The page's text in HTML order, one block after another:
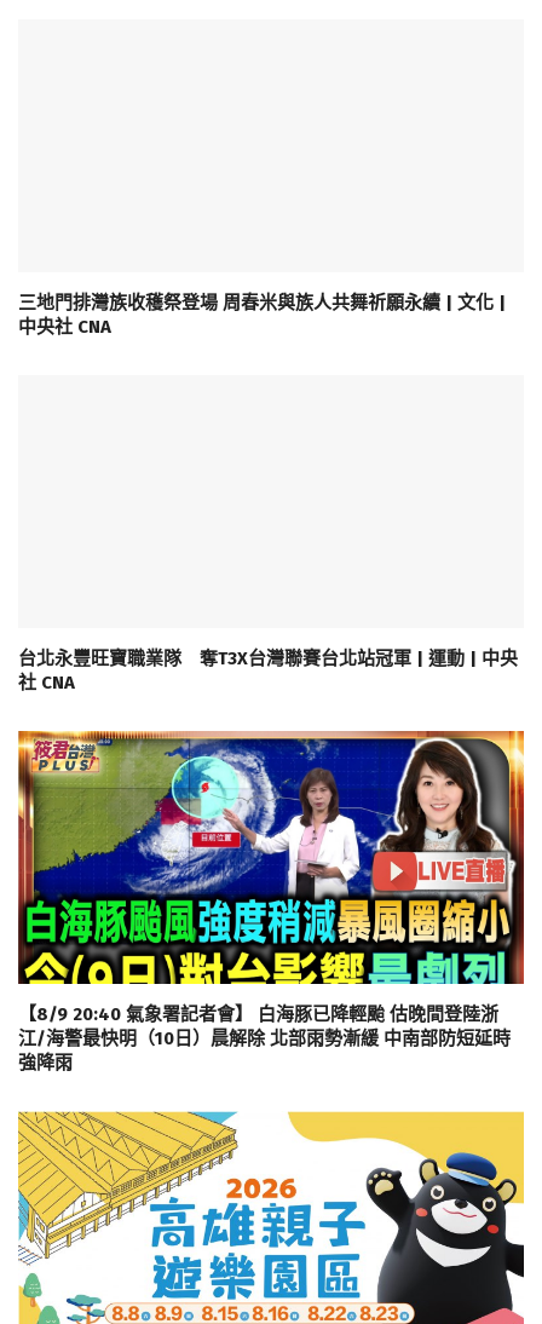
三地門排灣族收穫祭登場 周春米與族人共舞祈願永續 | 文化 |
中央社 CNA
台北永豐旺寶職業隊 奪T3X台灣聯賽台北站冠軍 | 運動 | 中央
社 CNA
【8/9 20:40 氣象署記者會】 白海豚已降輕颱 估晚間登陸浙
江/海警最快明（10日）晨解除 北部雨勢漸緩 中南部防短延時
強降雨